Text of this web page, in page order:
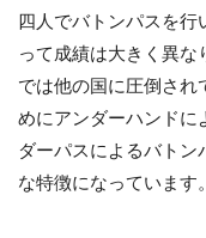
四人でバトンパスを行
って成績は大きく異な
では他の国に圧倒され
めにアンダーハンドに
ダーパスによるバトン
な特徴になっています。